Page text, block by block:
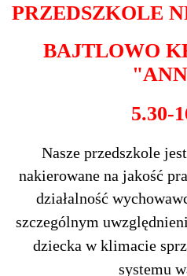
PRZEDSZKOLE
BAJTLOWO
5.30-
Nasze przedszkole
nakierowane na jakość
działalność
szczególnym
dziecka w klimacie
systemu